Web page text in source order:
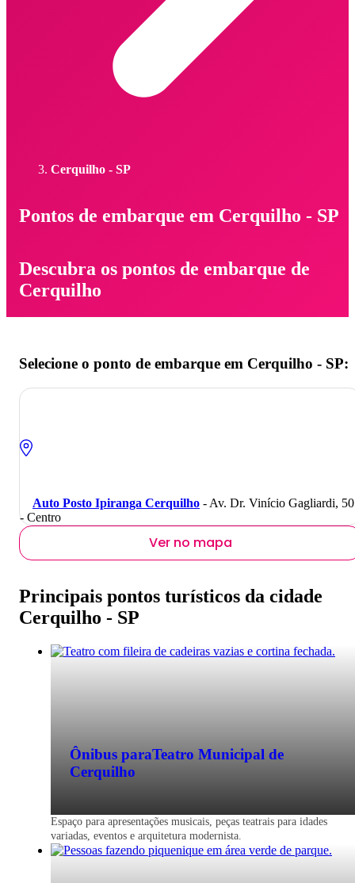
Cerquilho - SP
Pontos de embarque em Cerquilho - SP
Descubra os pontos de embarque de
Cerquilho
Selecione o ponto de embarque em Cerquilho - SP:
Auto Posto Ipiranga Cerquilho - Av. Dr. Vinício Gagliardi,
- Centro
Ver no mapa
Principais pontos turísticos da cidade
Cerquilho - SP
Ônibus paraTeatro Municipal de
Cerquilho
Espaço para apresentações musicais, peças teatrais para idades
variadas, eventos e arquitetura modernista.